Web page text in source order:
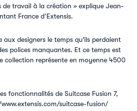
de travail à la création » explique Jean-
France d’Extensis.
aux designers le temps qu'ils perdaient
polices manquantes. Et ce temps est
collection représente en moyenne 4500
fonctionnalités de Suitcase Fusion 7,
suitcase-fusion/